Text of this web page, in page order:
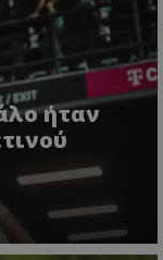
ήταν